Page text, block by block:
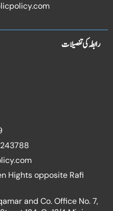
رابطہ کی تفصیلات
Hights opposite Rafi
and Co. Office No. 7,